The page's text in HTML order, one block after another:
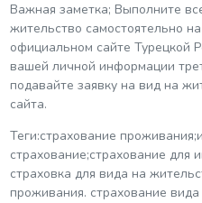
Важная заметка; Выполните
жительство самостоятельно
официальном сайте Турецкой
вашей личной информации
подавайте заявку на вид на
сайта.
Теги:страхование
страхование;страхование для
страховка для вида на
проживания. страхование